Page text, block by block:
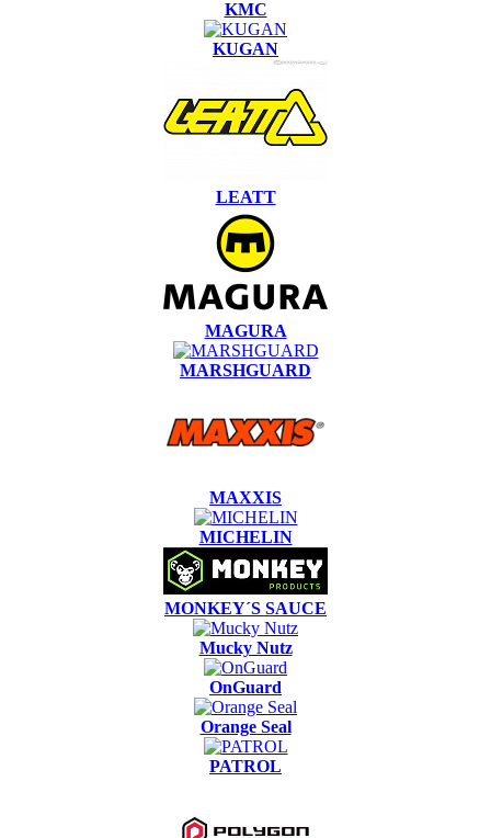
KMC
KUGAN
LEATT
MAGURA
MARSHGUARD
MAXXIS
MICHELIN
MONKEY´S SAUCE
Mucky Nutz
OnGuard
Orange Seal
PATROL